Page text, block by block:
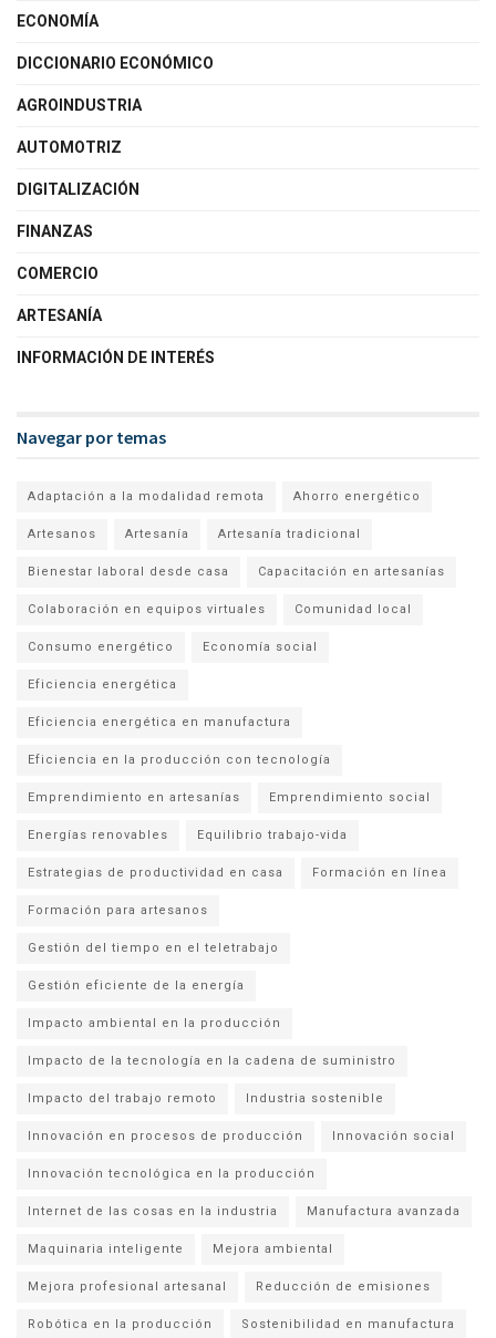
ECONOMÍA
DICCIONARIO ECONÓMICO
AGROINDUSTRIA
AUTOMOTRIZ
DIGITALIZACIÓN
FINANZAS
COMERCIO
ARTESANÍA
INFORMACIÓN DE INTERÉS
Navegar por temas
Adaptación a la modalidad remota Ahorro energético
Artesanos Artesanía Artesanía tradicional
Bienestar laboral desde casa Capacitación en artesanías
Colaboración en equipos virtuales Comunidad local
Consumo energético Economía social
Eficiencia energética
Eficiencia energética en manufactura
Eficiencia en la producción con tecnología
Emprendimiento en artesanías Emprendimiento social
Energías renovables Equilibrio trabajo-vida
Estrategias de productividad en casa Formación en línea
Formación para artesanos
Gestión del tiempo en el teletrabajo
Gestión eficiente de la energía
Impacto ambiental en la producción
Impacto de la tecnología en la cadena de suministro
Impacto del trabajo remoto Industria sostenible
Innovación en procesos de producción Innovación social
Innovación tecnológica en la producción
Internet de las cosas en la industria Manufactura avanzada
Maquinaria inteligente Mejora ambiental
Mejora profesional artesanal Reducción de emisiones
Robótica en la producción Sostenibilidad en manufactura